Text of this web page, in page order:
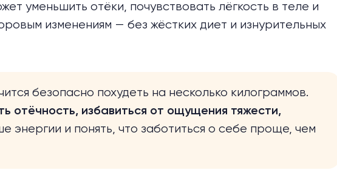
уменьшить отёки, почувствовать лёгкость в теле и
изменениям — без жёстких диет и изнурительных
безопасно похудеть на несколько килограммов.
отёчность, избавиться от ощущения тяжести,
энергии и понять, что заботиться о себе проще, чем